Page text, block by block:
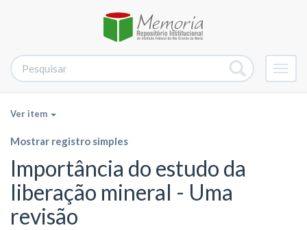
Ver item
Mostrar registro simples
Importância do estudo da
liberação mineral - Uma
revisão